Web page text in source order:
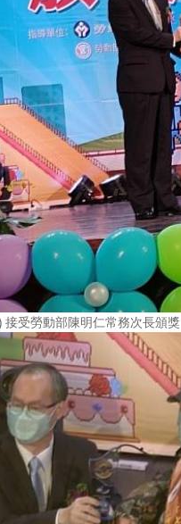
受勞動部陳明仁常務次長頒獎